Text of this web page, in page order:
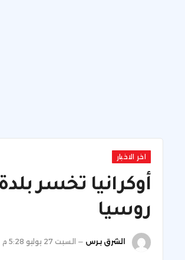
اخر الاخبار
أوكرانيا تخسر
روسيا
الشرق برس السبت 27 يوليو 5:28 م